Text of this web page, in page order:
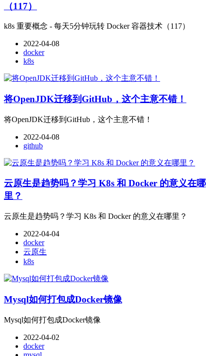
（117）
k8s 重要概念 - 每天5分钟玩转 Docker 容器技术（117）
2022-04-08
docker
k8s
将OpenJDK迁移到GitHub，这个主意不错！
将OpenJDK迁移到GitHub，这个主意不错！
2022-04-08
github
云原生是趋势吗？学习 K8s 和 Docker 的意义在哪
里？
云原生是趋势吗？学习 K8s 和 Docker 的意义在哪里？
2022-04-04
docker
云原生
k8s
Mysql如何打包成Docker镜像
Mysql如何打包成Docker镜像
2022-04-02
docker